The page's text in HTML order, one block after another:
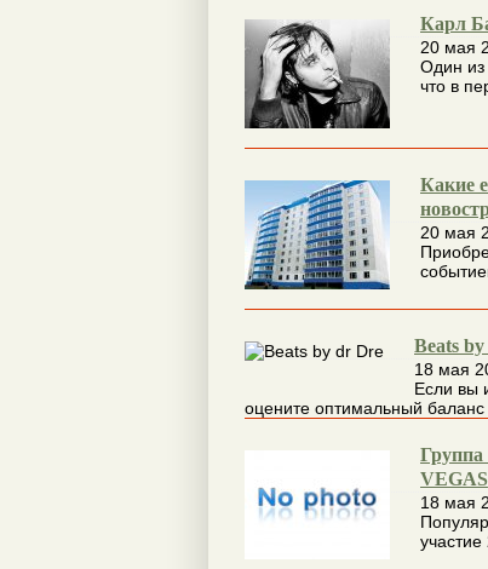
Карл
20 мая
Один из
что в
Какие
20 мая
Beats
18 мая
Если вы
оцените оптимальный баланс
Группа
VEGAS
18 мая
участие